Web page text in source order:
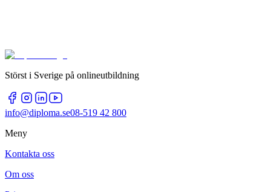
Störst i Sverige på onlineutbildning
info@diploma.se08-519 42 800
Meny
Kontakta oss
Om oss